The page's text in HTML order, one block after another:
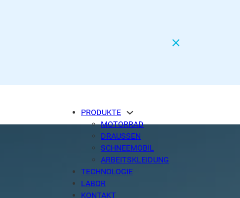
PRODUKTE
MOTORRAD
DRAUSSEN
SCHNEEMOBIL
ARBEITSKLEIDUNG
TECHNOLOGIE
LABOR
KONTAKT